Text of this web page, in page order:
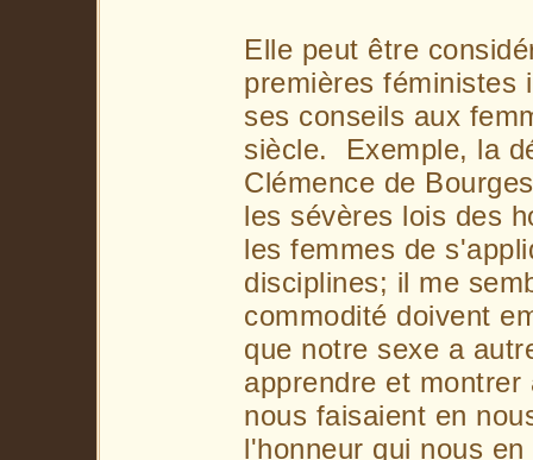
Elle peut être
premières féministes
ses conseils aux
siècle. Exemple, la
Clémence de
les sévères lois des
les femmes de
disciplines; il me
commodité doivent
que notre sexe a
apprendre et
nous faisaient en
l'honneur qui nous